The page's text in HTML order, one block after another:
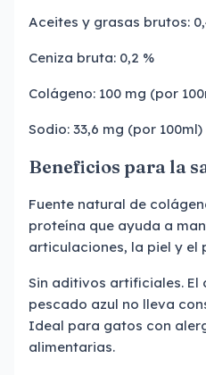
Aceites y grasas brutos:
Ceniza bruta: 0,2 %
Colágeno: 100 mg (por
Sodio: 33,6 mg (por 100ml)
Beneficios para la
Fuente natural de
proteína que ayuda a
articulaciones, la piel y el
Sin aditivos artificiales. El
pescado azul no lleva
Ideal para gatos con
alimentarias.